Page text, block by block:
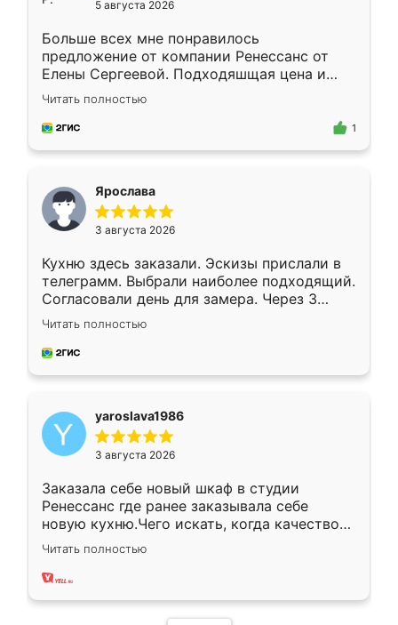
5 августа 2026
Больше всех мне понравилось
предложение от компании Ренессанс от
Елены Сергеевой. Подходяшщая цена и
короткие сроки изготовления. Приехавший
для замера сотрудник Владислав
предложил по моему эскизу самый
Читать полностью
1
Ярослава
3 августа 2026
Кухню здесь заказали. Эскизы прислали в
телеграмм. Выбрали наиболее подходящий.
Согласовали день для замера. Через 3
недели кухня была уже готова. Остались
довольны работой. Спасибо Ренессанс
мебель за качественную работу!
Читать полностью
yaroslava1986
3 августа 2026
Заказала себе новый шкаф в студии
Ренессанс где ранее заказывала себе
новую кухню.Чего искать, когда качеством
вполне довольна. Служит кухня уже почти
два года, нареканий нет.
Читать полностью